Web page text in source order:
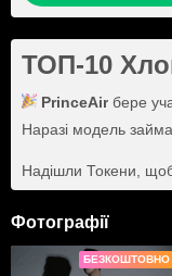
ТОП-10
PrinceAir бере
Наразі модель
Надішли Токени,
Фотографії
БЕЗКОШТОВНО